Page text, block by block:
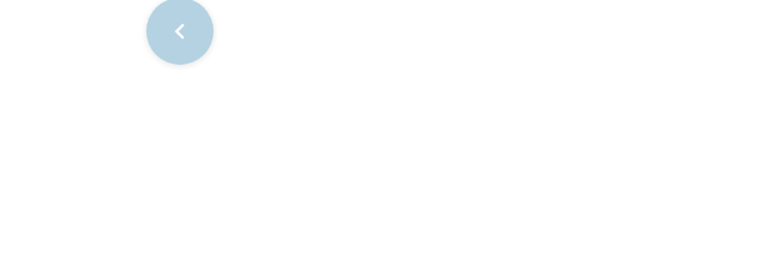
Nawigacja